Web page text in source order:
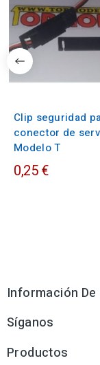
Clip seguridad
conector de
Modelo T
0,25 €
Información De
Síganos
Productos